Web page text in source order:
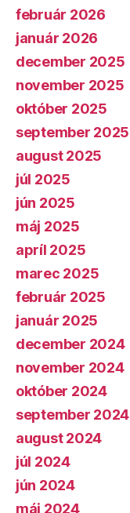
február 2026
január 2026
december 2025
november 2025
október 2025
september 2025
august 2025
júl 2025
jún 2025
máj 2025
apríl 2025
marec 2025
február 2025
január 2025
december 2024
november 2024
október 2024
september 2024
august 2024
júl 2024
jún 2024
máj 2024